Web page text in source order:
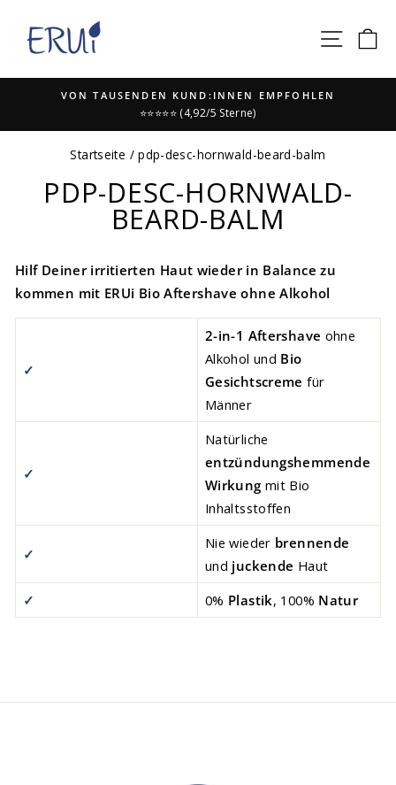
Inhalt
Pause
Diashow
FREE SHIPPING
in Österreich und Deutschland ab 50€ │ 30 Tage
Startseite / pdp-desc-hornwald-beard-balm
PDP-DESC-HORNWALD-
BEARD-BALM
Hilf Deiner irritierten Haut wieder in Balance zu
kommen mit ERUi Bio Aftershave ohne Alkohol
✓
2-in-1 Aftershave ohne
Alkohol und Bio
Gesichtscreme für
Männer
✓
Natürliche
entzündungshemmende
Wirkung mit Bio
Inhaltsstoffen
✓
Nie wieder brennende
und juckende Haut
✓
0% Plastik, 100% Natur